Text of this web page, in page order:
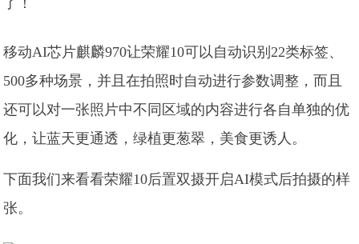
移动AI芯片麒麟970让荣耀10可以自动识别22类标签、
500多种场景，并且在拍照时自动进行参数调整，而且
还可以对一张照片中不同区域的内容进行各自单独的优
化，让蓝天更通透，绿植更葱翠，美食更诱人。
下面我们来看看荣耀10后置双摄开启AI模式后拍摄的样
张。